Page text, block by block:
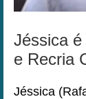
Jéssica
e Recria
Jéssica